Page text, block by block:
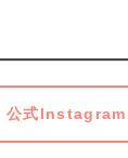
公式Instagram